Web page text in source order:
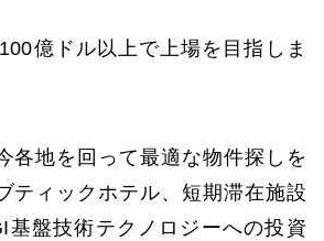
億ドル以上で上場を目指しま
各地を回って最適な物件探しを
ティックホテル、短期滞在施設
基盤技術テクノロジーへの投資